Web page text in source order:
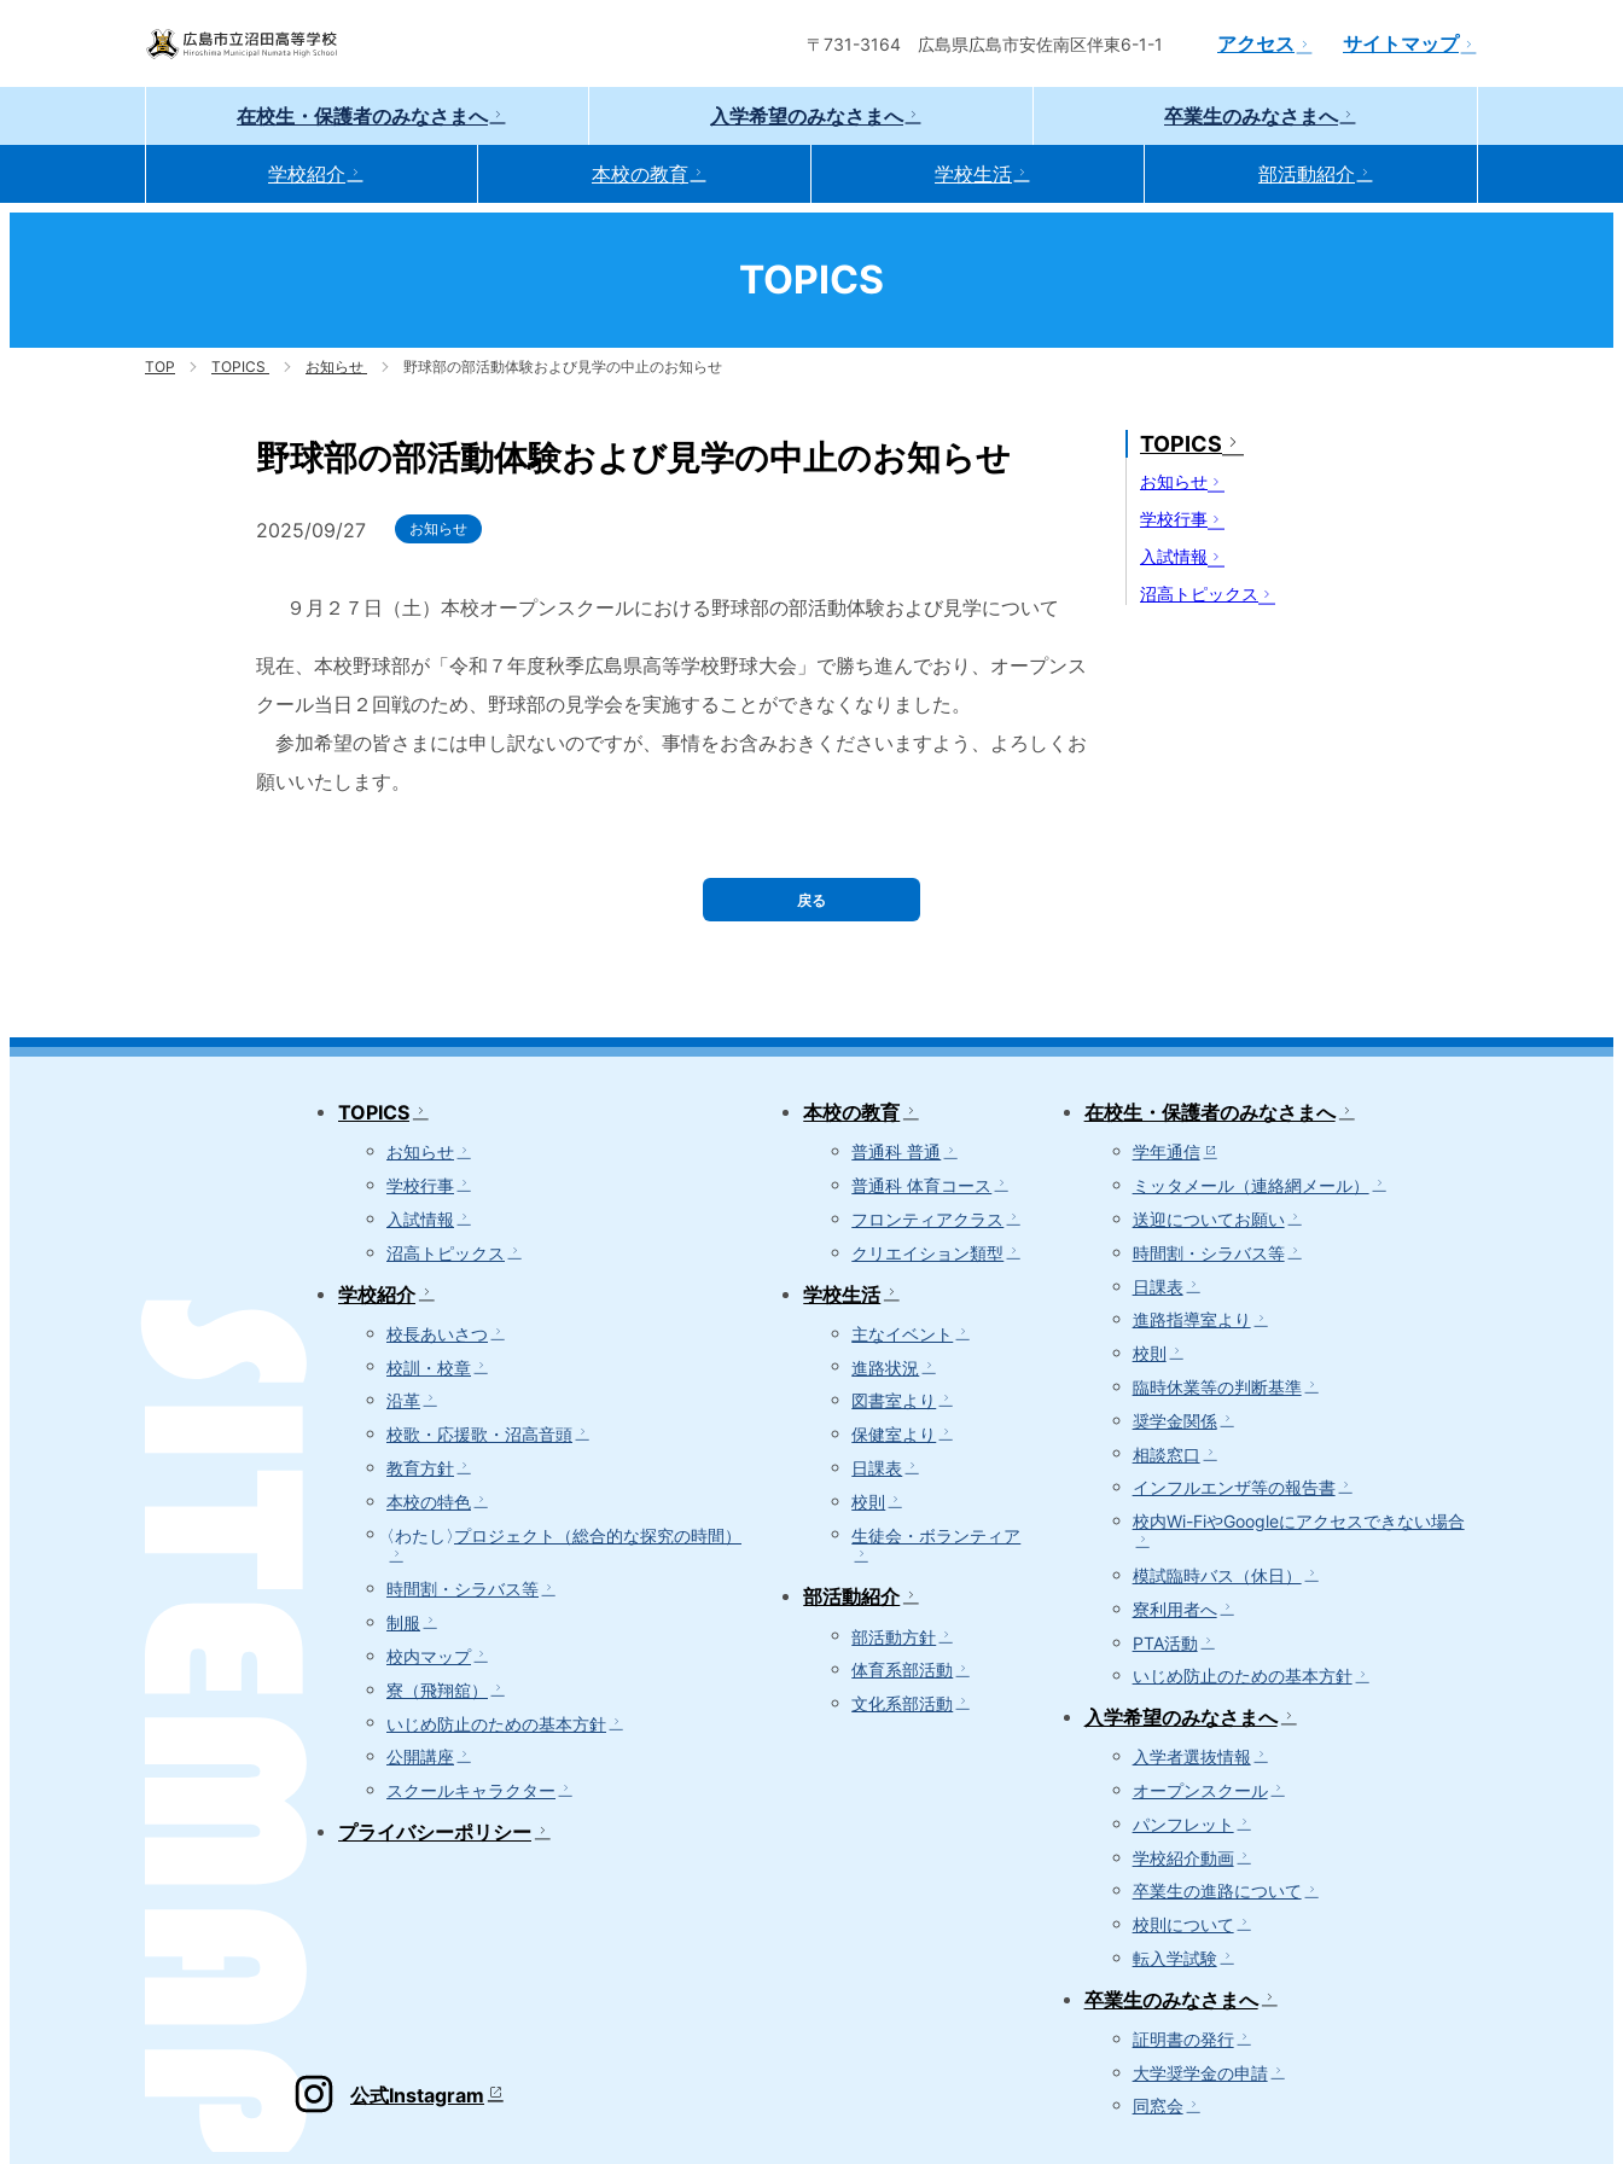
広島市立沼田高等学校
〒731-3164 広島県広島市安佐南区伴東6-1-1 アクセス サイトマップ
在校生・保護者のみなさまへ 入学希望のみなさまへ 卒業生のみなさまへ
学校紹介 本校の教育 学校生活 部活動紹介
TOPICS
TOP TOPICS お知らせ 野球部の部活動体験および見学の中止のお知らせ
野球部の部活動体験および見学の中止のお知らせ
2025/09/27 お知らせ
９月２７日（土）本校オープンスクールにおける野球部の部活動体験および見学について
現在、本校野球部が「令和７年度秋季広島県高等学校野球大会」で勝ち進んでおり、オープンス
クール当日２回戦のため、野球部の見学会を実施することができなくなりました。
参加希望の皆さまには申し訳ないのですが、事情をお含みおきくださいますよう、よろしくお
願いいたします。
TOPICS
お知らせ
学校行事
入試情報
沼高トピックス
戻る
TOPICS
お知らせ
学校行事
入試情報
沼高トピックス
学校紹介
校長あいさつ
校訓・校章
沿革
校歌・応援歌・沼高音頭
教育方針
本校の特色
〈わたし〉プロジェクト（総合的な探究の時間）
時間割・シラバス等
制服
校内マップ
寮（飛翔舘）
いじめ防止のための基本方針
公開講座
スクールキャラクター
プライバシーポリシー
本校の教育
普通科 普通
普通科 体育コース
フロンティアクラス
クリエイション類型
学校生活
主なイベント
進路状況
図書室より
保健室より
日課表
校則
生徒会・ボランティア
部活動紹介
部活動方針
体育系部活動
文化系部活動
在校生・保護者のみなさまへ
学年通信
ミッタメール（連絡網メール）
送迎についてお願い
時間割・シラバス等
日課表
進路指導室より
校則
臨時休業等の判断基準
奨学金関係
相談窓口
インフルエンザ等の報告書
校内Wi-FiやGoogleにアクセスできない場合
模試臨時バス（休日）
寮利用者へ
PTA活動
いじめ防止のための基本方針
入学希望のみなさまへ
入学者選抜情報
オープンスクール
パンフレット
学校紹介動画
卒業生の進路について
校則について
転入学試験
卒業生のみなさまへ
証明書の発行
大学奨学金の申請
同窓会
公式Instagram